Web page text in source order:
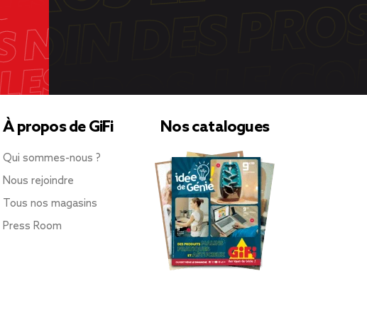
À propos de GiFi
Qui sommes-nous ?
Nous rejoindre
Tous nos magasins
Press Room
Nos catalogues